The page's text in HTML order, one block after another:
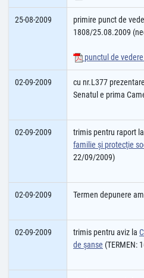
25-08-2009
primire punct de
1808/25.08.2009
punctul de
02-09-2009
cu nr.L377
Senatul e prima
02-09-2009 trimis pentru raport la
familie şi protecţie
22/09/2009)
02-09-2009 Termen depunere
02-09-2009 trimis pentru aviz la
de şanse (TERMEN: